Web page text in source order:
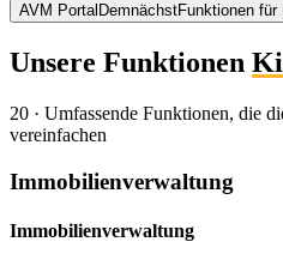
AVM Portal DemnächstFunktionen
Unsere Funktionen
20 · Umfassende Funktionen, die
vereinfachen
Immobilienverwaltung
Immobilienverwaltung